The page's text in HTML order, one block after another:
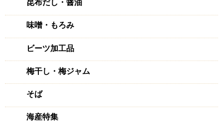
昆布だし・醤油
味噌・もろみ
ビーツ加工品
梅干し・梅ジャム
そば
海産特集